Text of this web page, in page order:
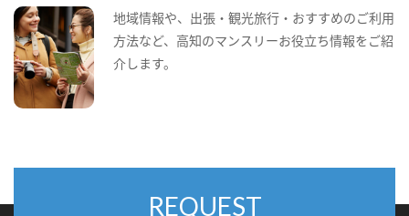
地域情報や、出張・観光旅行・おすすめのご利用
方法など、高知のマンスリーお役立ち情報をご紹
介します。
REQUEST